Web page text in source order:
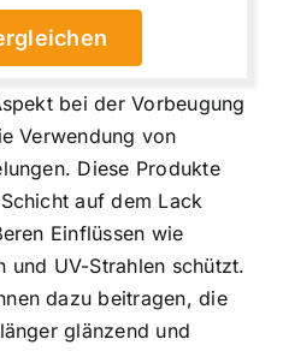
bei der Vorbeugung
Verwendung von
Diese Produkte
auf dem Lack
Einflüssen wie
und UV-Strahlen schützt.
dazu beitragen, die
glänzend und